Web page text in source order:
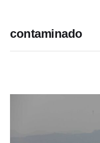
contaminado